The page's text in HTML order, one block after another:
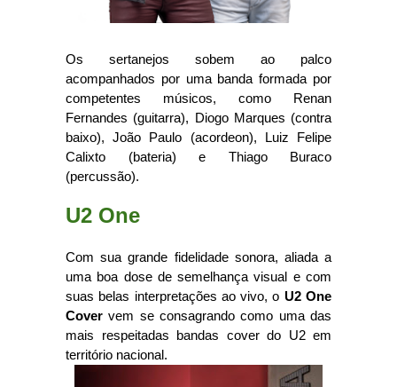
Os sertanejos sobem ao palco
acompanhados por uma banda formada por
competentes músicos, como Renan
Fernandes (guitarra), Diogo Marques (contra
baixo), João Paulo (acordeon), Luiz Felipe
Calixto (bateria) e Thiago Buraco
(percussão).
U2 One
Com sua grande fidelidade sonora, aliada a
uma boa dose de semelhança visual e com
suas belas interpretações ao vivo, o U2 One
Cover vem se consagrando como uma das
mais respeitadas bandas cover do U2 em
território nacional.